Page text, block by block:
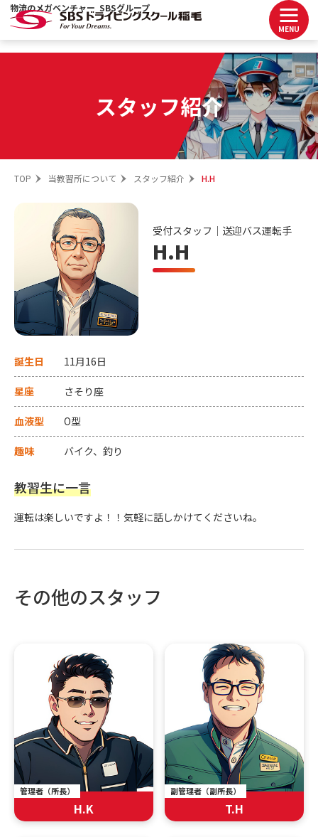
物流のメガベンチャー SBSグループ
MENU
スタッフ紹介
TOP 当教習所について スタッフ紹介 H.H
受付スタッフ｜送迎バス運転手
H.H
誕生日 11月16日
星座 さそり座
血液型 O型
趣味 バイク、釣り
教習生に一言
運転は楽しいですよ！！気軽に話しかけてくださいね。
その他のスタッフ
管理者（所長）
H.K
副管理者（副所長）
T.H